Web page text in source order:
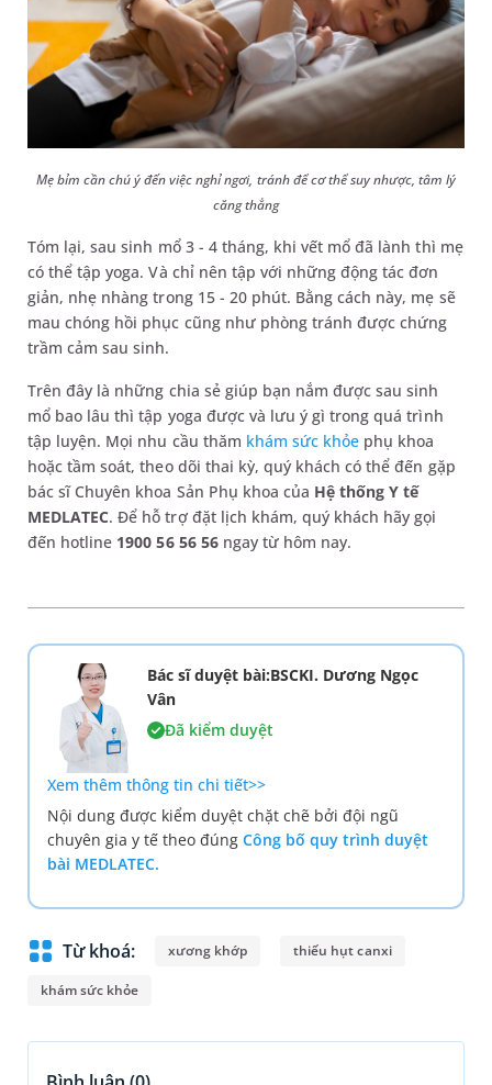
Mẹ bỉm cần chú ý đến việc nghỉ ngơi, tránh để cơ thể suy nhược, tâm lý
căng thẳng
Tóm lại, sau sinh mổ 3 - 4 tháng, khi vết mổ đã lành thì mẹ
có thể tập yoga. Và chỉ nên tập với những động tác đơn
giản, nhẹ nhàng trong 15 - 20 phút. Bằng cách này, mẹ sẽ
mau chóng hồi phục cũng như phòng tránh được chứng
trầm cảm sau sinh.
Trên đây là những chia sẻ giúp bạn nắm được sau sinh
mổ bao lâu thì tập yoga được và lưu ý gì trong quá trình
tập luyện. Mọi nhu cầu thăm khám sức khỏe phụ khoa
hoặc tầm soát, theo dõi thai kỳ, quý khách có thể đến gặp
bác sĩ Chuyên khoa Sản Phụ khoa của Hệ thống Y tế
MEDLATEC. Để hỗ trợ đặt lịch khám, quý khách hãy gọi
đến hotline 1900 56 56 56ngay từ hôm nay.
Bác sĩ duyệt bài:BSCKI. Dương Ngọc
Vân
Đã kiểm duyệt
Xem thêm thông tin chi tiết>>
Nội dung được kiểm duyệt chặt chẽ bởi đội ngũ
chuyên gia y tế theo đúng Công bố quy trình duyệt
bài MEDLATEC.
Từ khoá: xương khớp thiếu hụt canxi
khám sức khỏe